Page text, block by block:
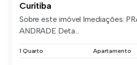
Curitiba
Sobre este imóvel Imediações:
ANDRADE Deta...
1 Quarto Apartamento